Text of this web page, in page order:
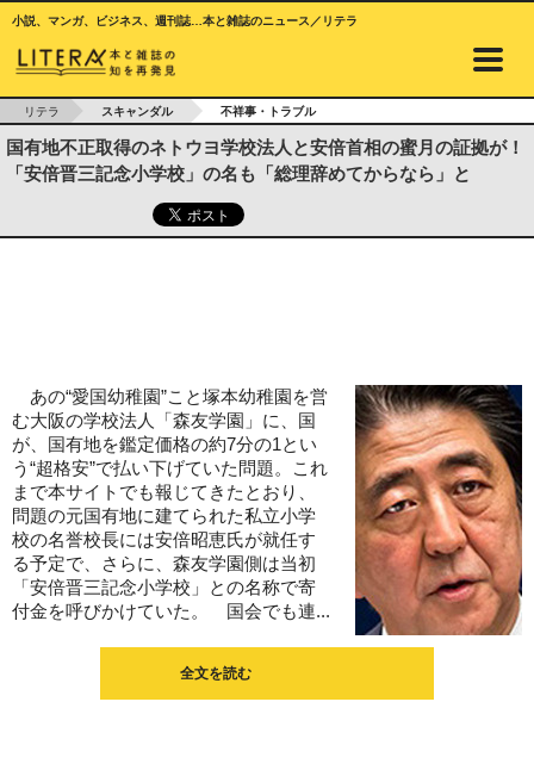
小説、マンガ、ビジネス、週刊誌…本と雑誌のニュース／リテラ
リテラ スキャンダル 不祥事・トラブル
国有地不正取得のネトウヨ学校法人と安倍首相の蜜月の証拠が！
「安倍晋三記念小学校」の名も「総理辞めてからなら」と
あの“愛国幼稚園”こと塚本幼稚園を営
む大阪の学校法人「森友学園」に、国
が、国有地を鑑定価格の約7分の1とい
う“超格安”で払い下げていた問題。これ
まで本サイトでも報じてきたとおり、
問題の元国有地に建てられた私立小学
校の名誉校長には安倍昭恵氏が就任す
る予定で、さらに、森友学園側は当初
「安倍晋三記念小学校」との名称で寄
付金を呼びかけていた。 国会でも連...
全文を読む